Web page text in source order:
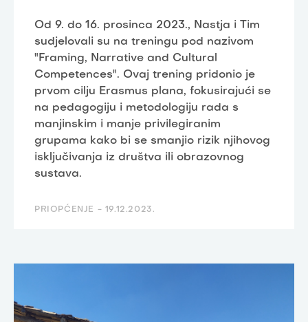
Od 9. do 16. prosinca 2023., Nastja i Tim
sudjelovali su na treningu pod nazivom
"Framing, Narrative and Cultural
Competences". Ovaj trening pridonio je
prvom cilju Erasmus plana, fokusirajući se
na pedagogiju i metodologiju rada s
manjinskim i manje privilegiranim
grupama kako bi se smanjio rizik njihovog
isključivanja iz društva ili obrazovnog
sustava.
PRIOPĆENJE - 19.12.2023.